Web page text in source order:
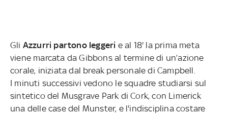
Gli Azzurri partono leggeri e al 18' la prima meta
viene marcata da Gibbons al termine di un’azione
corale, iniziata dal break personale di Campbell.
I minuti successivi vedono le squadre studiarsi sul
sintetico del Musgrave Park di Cork, con Limerick
una delle case del Munster, e l'indisciplina costare